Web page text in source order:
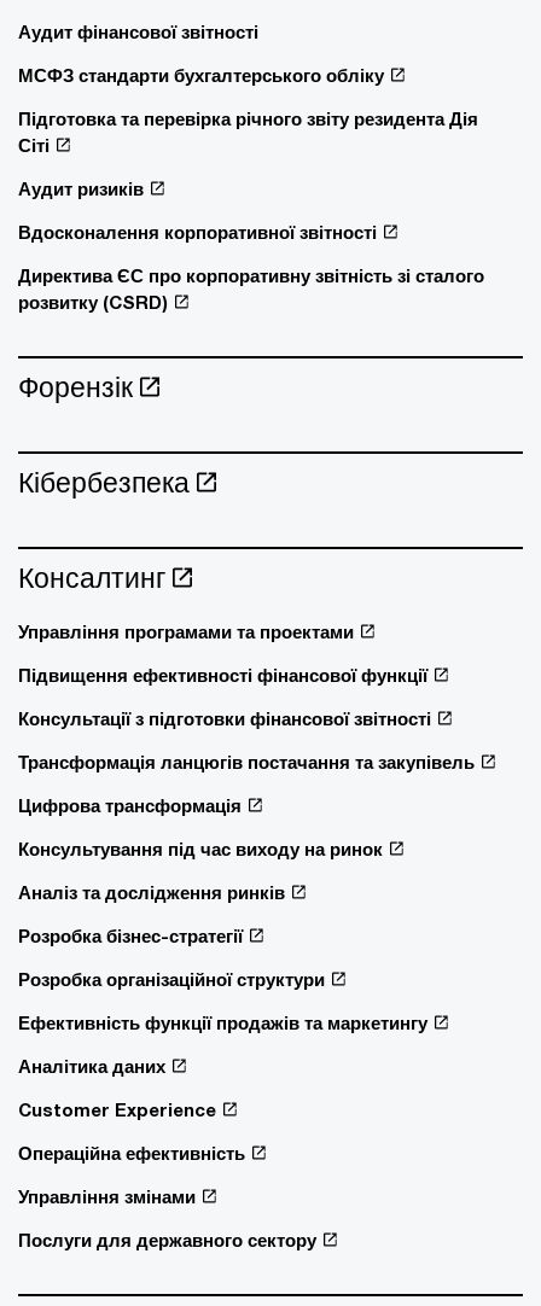
Аудит фінансової звітності
МСФЗ стандарти бухгалтерського обліку
Підготовка та перевірка річного звіту резидента Дія
Сіті
Аудит ризиків
Вдосконалення корпоративної звітності
Директива ЄС про корпоративну звітність зі сталого
розвитку (CSRD)
Форензік
Кібербезпека
Консалтинг
Управління програмами та проектами
Підвищення ефективності фінансової функції
Консультації з підготовки фінансової звітності
Трансформація ланцюгів постачання та закупівель
Цифрова трансформація
Консультування під час виходу на ринок
Аналіз та дослідження ринків
Розробка бізнес-стратегії
Розробка організаційної структури
Ефективність функції продажів та маркетингу
Аналітика даних
Customer Experience
Операційна ефективність
Управління змінами
Послуги для державного сектору